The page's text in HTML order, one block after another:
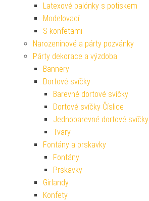
Latexové balónky s potiskem
Modelovací
S konfetami
Narozeninové a párty pozvánky
Párty dekorace a výzdoba
Bannery
Dortové svíčky
Barevné dortové svíčky
Dortové svíčky Číslice
Jednobarevné dortové svíčky
Tvary
Fontány a prskavky
Fontány
Prskavky
Girlandy
Konfety